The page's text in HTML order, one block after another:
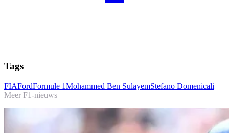
Tags
FIAFordFormule 1Mohammed Ben SulayemStefano Domenicali
Meer F1-nieuws